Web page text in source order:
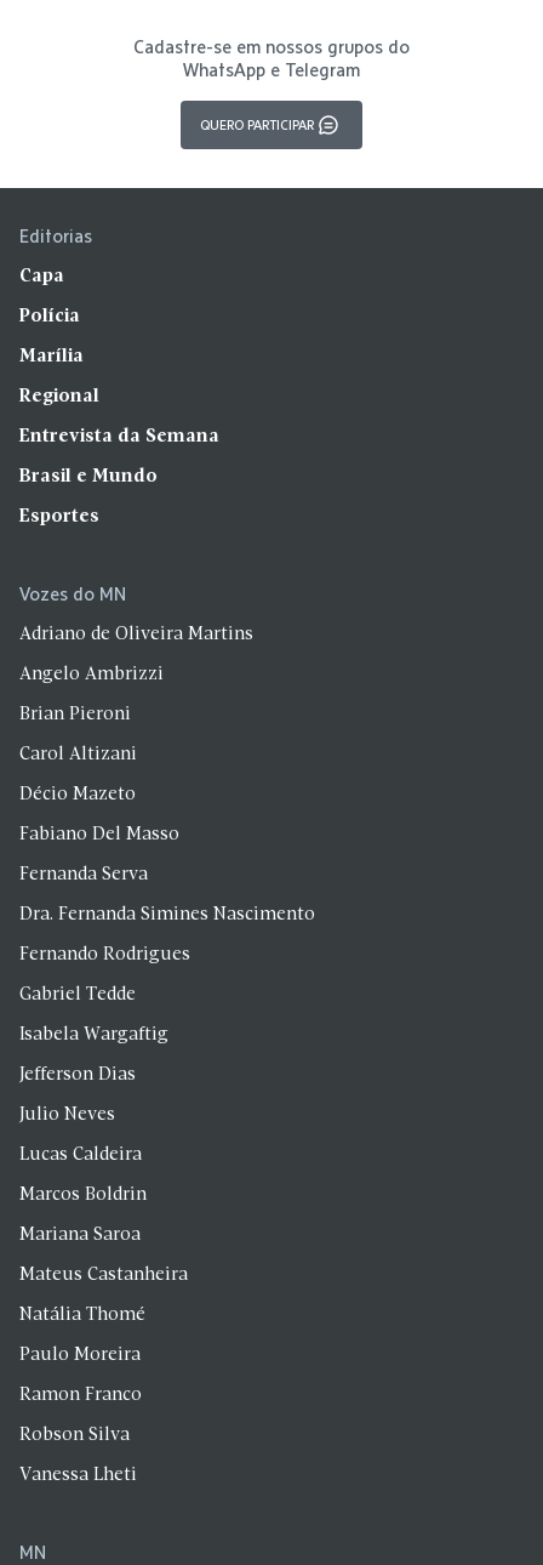
Cadastre-se em nossos grupos do
WhatsApp e Telegram
QUERO PARTICIPAR
Editorias
Capa
Polícia
Marília
Regional
Entrevista da Semana
Brasil e Mundo
Esportes
Vozes do MN
Adriano de Oliveira Martins
Angelo Ambrizzi
Brian Pieroni
Carol Altizani
Décio Mazeto
Fabiano Del Masso
Fernanda Serva
Dra. Fernanda Simines Nascimento
Fernando Rodrigues
Gabriel Tedde
Isabela Wargaftig
Jefferson Dias
Julio Neves
Lucas Caldeira
Marcos Boldrin
Mariana Saroa
Mateus Castanheira
Natália Thomé
Paulo Moreira
Ramon Franco
Robson Silva
Vanessa Lheti
MN